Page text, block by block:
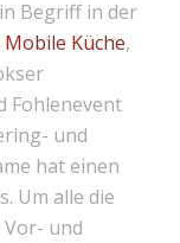
Begriff in der
Küche,
Fohlenevent
und
hat einen
Um alle die
und